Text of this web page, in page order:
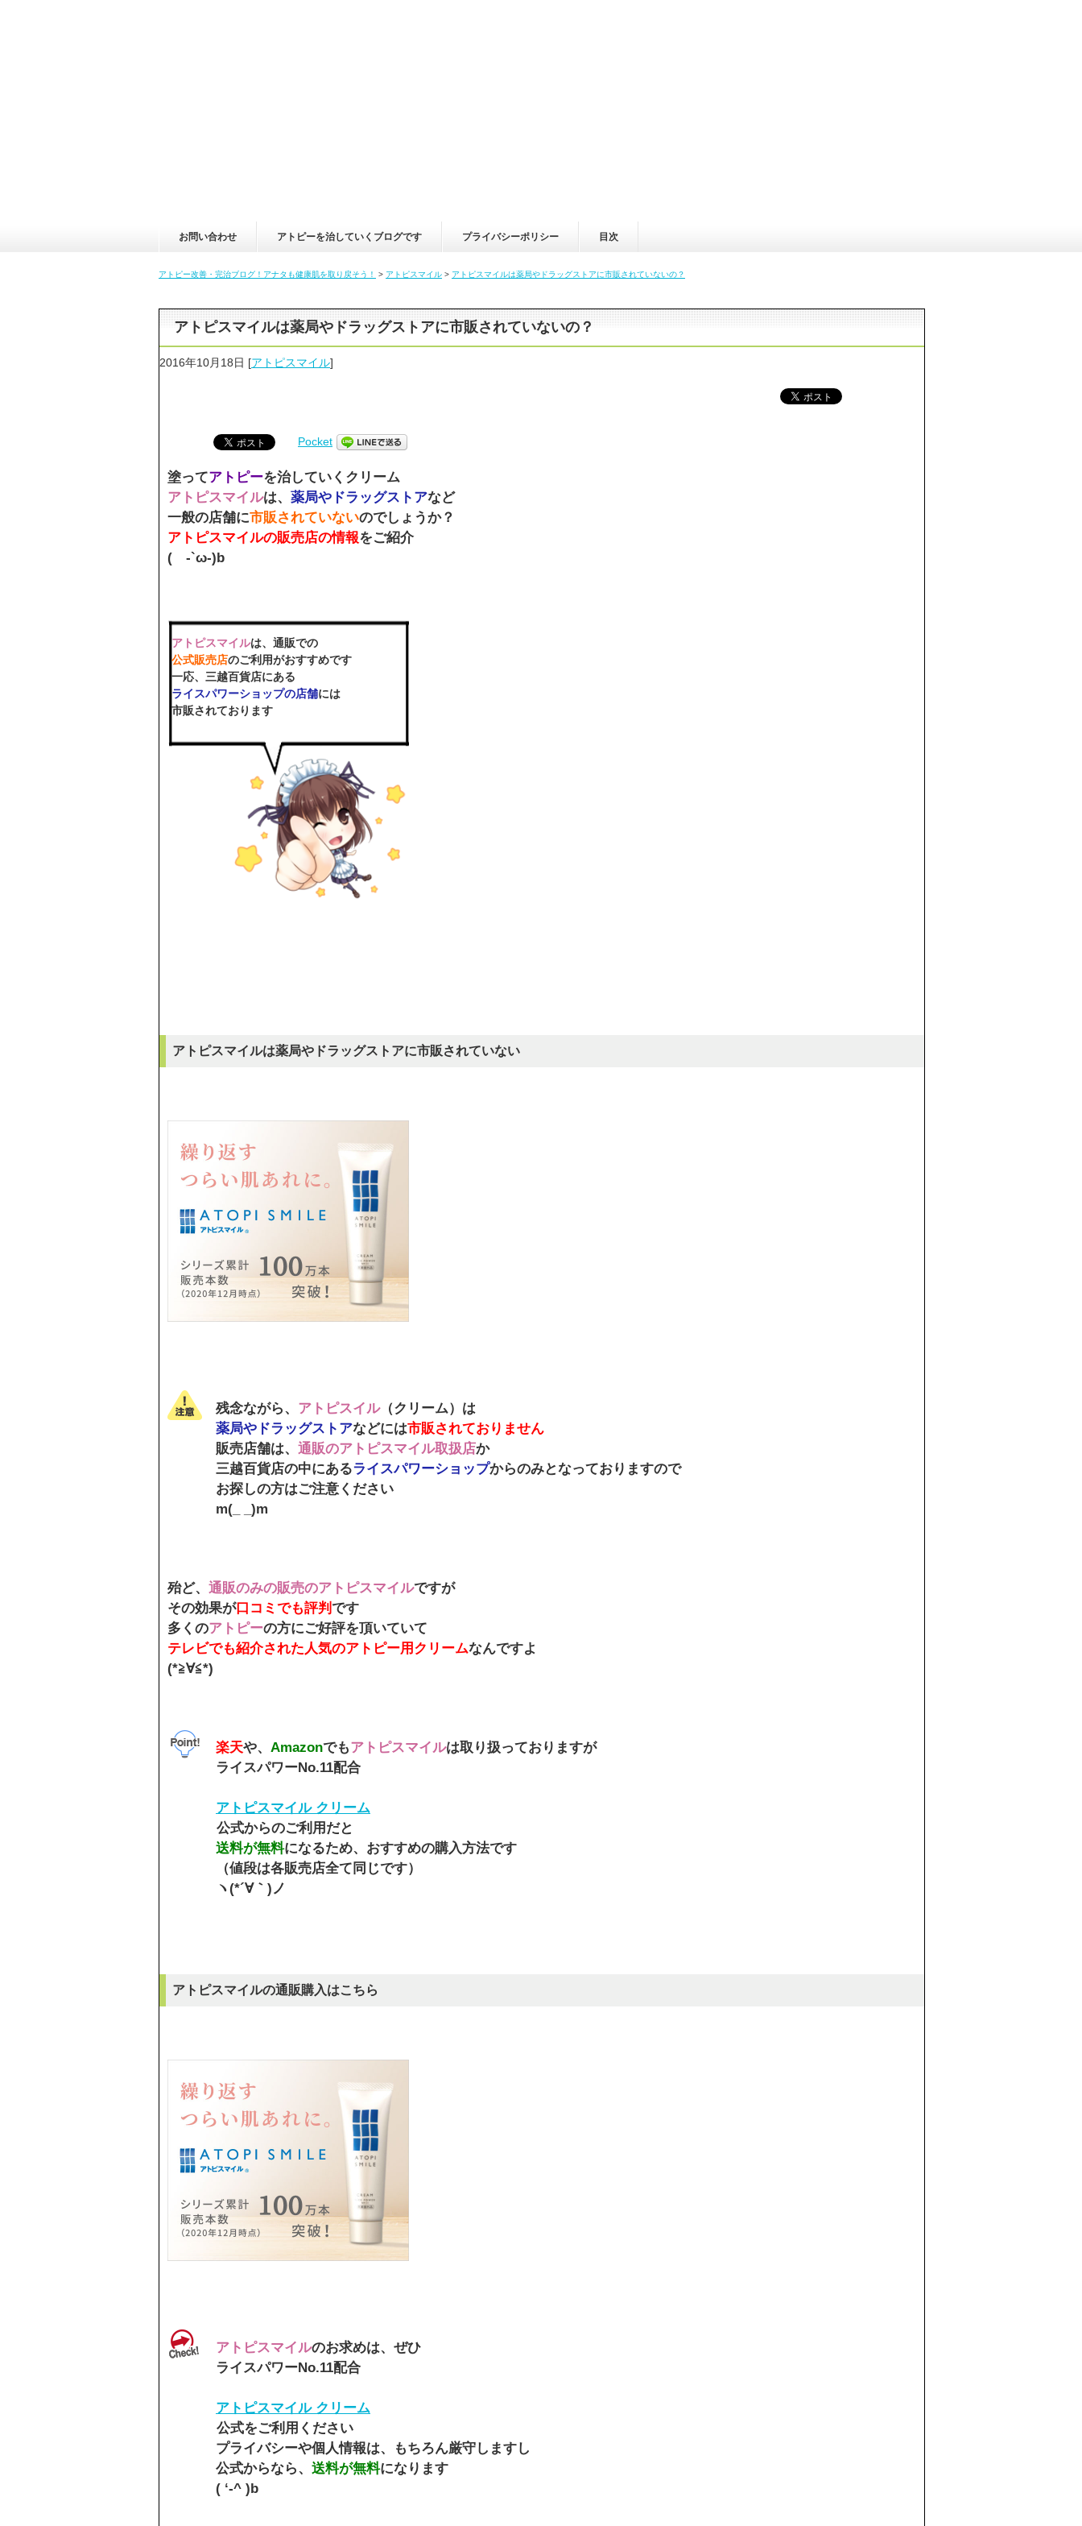
お問い合わせ アトピーを治していくブログです プライバシーポリシー 目次
アトピー改善・完治ブログ！アナタも健康肌を取り戻そう！ > アトピスマイル > アトピスマイルは薬局やドラッグストアに市販されていないの？
アトピスマイルは薬局やドラッグストアに市販されていないの？
2016年10月18日 [アトピスマイル]
Pocket
塗ってアトピーを治していくクリーム
アトピスマイルは、 薬局やドラッグストアなど
一般の店舗に市販されていないのでしょうか？
アトピスマイルの販売店の情報をご紹介
( -`ω-)b
アトピスマイルは、通販での
公式販売店のご利用がおすすめです
一応、三越百貨店にある
ライスパワーショップの店舗には
市販されております
アトピスマイルは薬局やドラッグストアに市販されていない
残念ながら、 アトピスイル（クリーム）は
薬局やドラッグストアなどには市販されておりません
販売店舗は、 通販のアトピスマイル取扱店か
三越百貨店の中にあるライスパワーショップからのみとなっておりますので
お探しの方はご注意ください
m(_ _)m
殆ど、 通販のみの販売のアトピスマイルですが
その効果が口コミでも評判です
多くのアトピーの方にご好評を頂いていて
テレビでも紹介された人気のアトピー用クリームなんですよ
(*≧∀≦*)
楽天や、 Amazonでもアトピスマイルは取り扱っておりますが
ライスパワーNo.11配合
アトピスマイル クリーム
公式からのご利用だと
送料が無料になるため、おすすめの購入方法です
（値段は各販売店全て同じです）
ヽ(*´∀｀)ノ
アトピスマイルの通販購入はこちら
アトピスマイルのお求めは、ぜひ
ライスパワーNo.11配合
アトピスマイル クリーム
公式をご利用ください
プライバシーや個人情報は、もちろん厳守しますし
公式からなら、 送料が無料になります
( ‘-^ )b